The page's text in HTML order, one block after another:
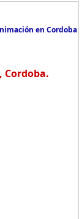
en Cordoba
Cordoba.